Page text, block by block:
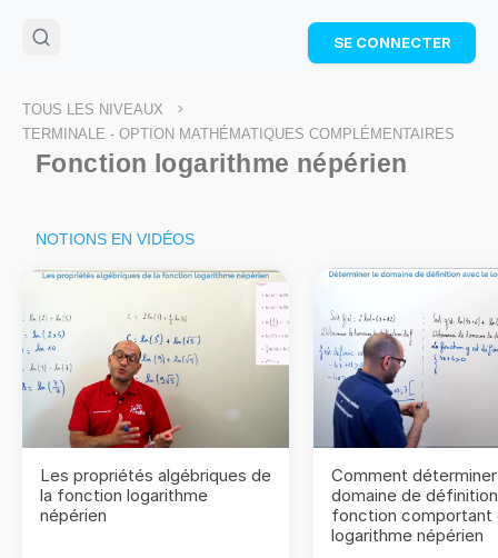
🌴Cahier de vacances offert
: révise les maths cet
Télécharge ton PDF gratuit et progresse avec des
SE CONNECTER
TOUS LES NIVEAUX >
TERMINALE - OPTION MATHÉMATIQUES COMPLÉMENTAIRES
Fonction logarithme népérien
NOTIONS EN VIDÉOS
Les propriétés algébriques de
la fonction logarithme
népérien
Comment
domaine de
fonction comportant
logarithme népérien